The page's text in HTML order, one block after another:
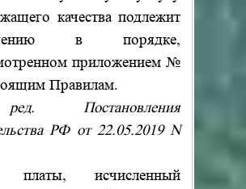
качества подлежит
в порядке,
приложением №
Правилам.
Постановления
РФ от 22.05.2019 N
платы, исчисленный